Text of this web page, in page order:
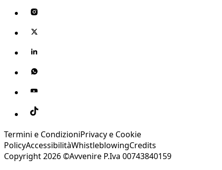
Termini e CondizioniPrivacy e Cookie
PolicyAccessibilitàWhistleblowingCredits
Copyright 2026 ©Avvenire P.Iva 00743840159